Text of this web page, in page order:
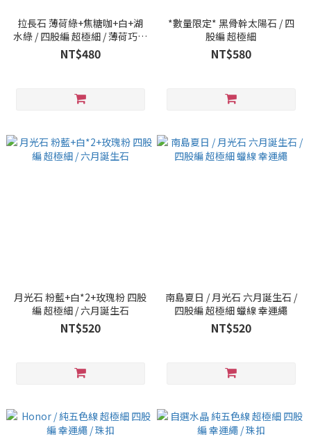
拉長石 薄荷綠+焦糖咖+白+湖
水綠 / 四股編 超極細 / 薄荷巧克
力
NT$480
*數量限定* 黑骨幹太陽石 / 四
股編 超極細
NT$580
月光石 粉藍+白*2+玫瑰粉 四股
編 超極細 / 六月誕生石
NT$520
南島夏日 / 月光石 六月誕生石 /
四股編 超極細 蠟線 幸運繩
NT$520